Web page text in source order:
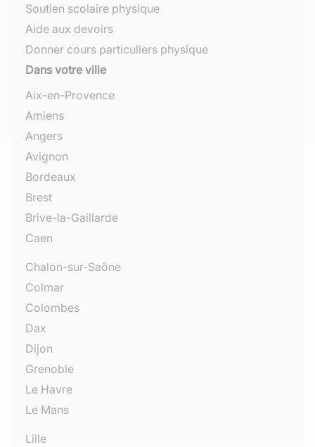
Soutien scolaire physique
Aide aux devoirs
Donner cours particuliers physique
Dans votre ville
Aix-en-Provence
Amiens
Angers
Avignon
Bordeaux
Brest
Brive-la-Gaillarde
Caen
Chalon-sur-Saône
Colmar
Colombes
Dax
Dijon
Grenoble
Le Havre
Le Mans
Lille